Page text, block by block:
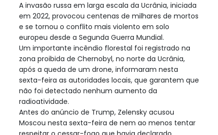
A invasão russa em larga escala da Ucrânia, iniciada
em 2022, provocou centenas de milhares de mortos
e se tornou o conflito mais violento em solo
europeu desde a Segunda Guerra Mundial.
Um importante incêndio florestal foi registrado na
zona proibida de Chernobyl, no norte da Ucrânia,
após a queda de um drone, informaram nesta
sexta-feira as autoridades locais, que garantem que
não foi detectado nenhum aumento da
radioatividade.
Antes do anúncio de Trump, Zelensky acusou
Moscou nesta sexta-feira de nem ao menos tentar